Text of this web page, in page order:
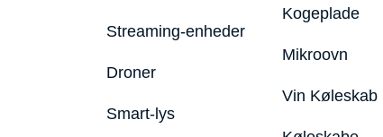
Streaming-enheder
Droner
Smart-lys
Kogeplade
Mikroovn
Vin Køleskab